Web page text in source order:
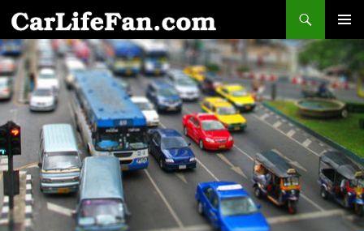
索
メインメ
ニュー
コ
ン
テ
ン
ツ
へ
ス
キ
ッ